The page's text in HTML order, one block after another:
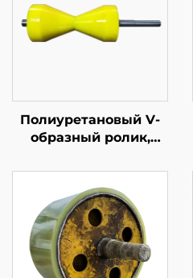
Полиуретановый V-
образный ролик,
ролик для сборочной
линии